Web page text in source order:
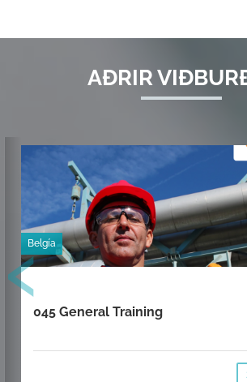
AÐRIR
Belgía
045 General Training
‹